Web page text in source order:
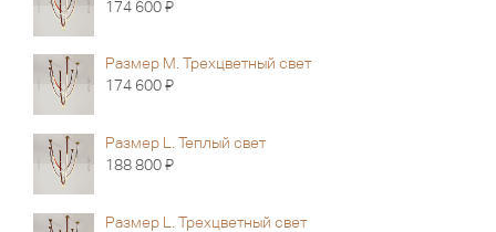
174 600Я
Размер M. Трехцветный свет
174 600Я
Размер L. Теплый свет
188 800Я
Размер L. Трехцветный свет